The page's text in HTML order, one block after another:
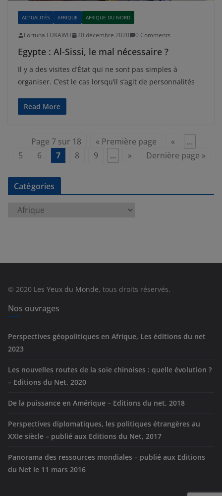
ACTUALITÉS AFRIQUE AFRIQUE DU NORD
Fortuna LUKAWU 20 décembre 2020 0 Comments
Egypte : Al-Sissi, le mal nécessaire ?
Il y a des visites d’État qui ne sont pas simples à
organiser. C’est le cas lorsqu’il s’agit de personnalités
Read More
Page 7 sur 18 « Première page «
…
5
6 7 8 9 … » Dernière page »
Catégories
e
s
© 2020 Les Yeux du Monde, tous droits réservés.
Nos ouvrages
Perspectives géopolitiques en Afrique, Les éditions du net
2023
Les nouvelles routes de la soie chinoises : quelle évolution ?
– Editions du Net, 2020
De la puissance en Amérique – Editions du net, 2018
Perspectives diplomatiques, les politiques étrangères au
XXIe siècle – publié aux Editions du Net, 2017
Panorama des ressources mondiales – publié aux Editions
du Net le 11 mars 2016